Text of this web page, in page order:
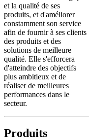
et la qualité de ses
produits, et d'améliorer
constamment son service
afin de fournir à ses clients
des produits et des
solutions de meilleure
qualité. Elle s'efforcera
d'atteindre des objectifs
plus ambitieux et de
réaliser de meilleures
performances dans le
secteur.
Produits